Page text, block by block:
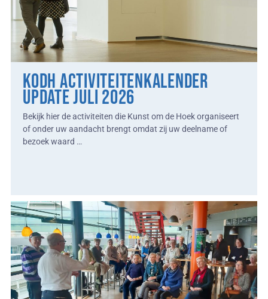
KodH Activiteitenkalender
update juli 2026
Bekijk hier de activiteiten die Kunst om de Hoek organiseert
of onder uw aandacht brengt omdat zij uw deelname of
bezoek waard …